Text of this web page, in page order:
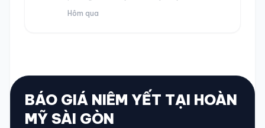
Hôm qua
BÁO GIÁ NIÊM YẾT TẠI HOÀN
MỸ SÀI GÒN